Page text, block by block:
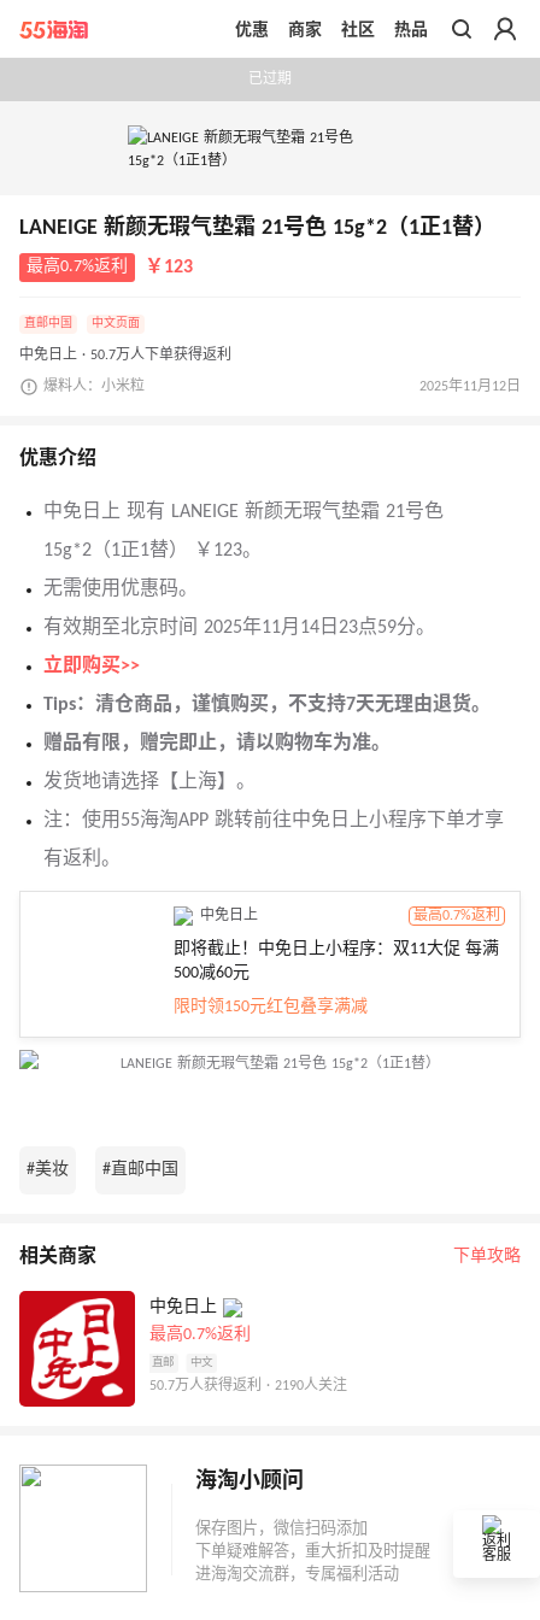
带你去官网买正品
优惠 商家 社区 热品
已过期
LANEIGE 新颜无瑕气垫霜 21号色 15g*2（1正1替）
最高0.7%返利 ￥123
直邮中国 中文页面
中免日上 · 50.7万人下单获得返利
爆料人：小米粒 2025年11月12日
优惠介绍
中免日上 现有 LANEIGE 新颜无瑕气垫霜 21号色
15g*2（1正1替） ￥123。
无需使用优惠码。
有效期至北京时间 2025年11月14日23点59分。
立即购买>>
Tips：清仓商品，谨慎购买，不支持7天无理由退货。
赠品有限，赠完即止，请以购物车为准。
发货地请选择【上海】。
注：使用55海淘APP 跳转前往中免日上小程序下单才享
有返利。
中免日上 最高0.7%返利
即将截止！中免日上小程序：双11大促 每满
500减60元
限时领150元红包叠享满减
#美妆 #直邮中国
相关商家 下单攻略
中免日上
最高0.7%返利
直邮 中文
50.7万人获得返利 · 2190人关注
海淘小顾问
返利
客服